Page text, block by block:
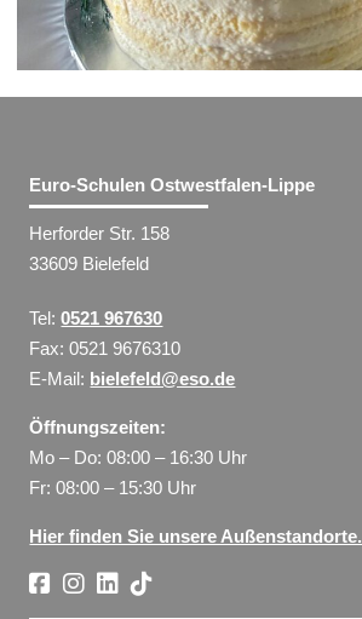
Euro-Schulen Ostwestfalen-Lippe
Herforder Str. 158
33609 Bielefeld
Tel:0521 967630
Fax: 0521 9676310
E-Mail: bielefeld@eso.de
Öffnungszeiten:
Mo – Do: 08:00 – 16:30 Uhr
Fr: 08:00 – 15:30 Uhr
Hier finden Sie unsere Außenstandorte.